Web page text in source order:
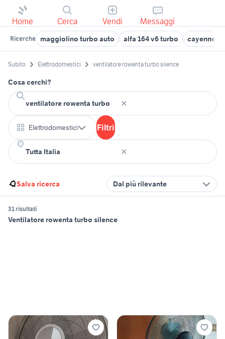
Home Cerca Vendi Messaggi
Ricerche maggiolino turbo auto alfa 164 v6 turbo cayenne
Subito Elettrodomestici ventilatore rowenta turbo silence
Cosa cerchi?
Elettrodomestici Filtri
Salva ricerca Dal più rilevante
31 risultati
Ventilatore rowenta turbo silence